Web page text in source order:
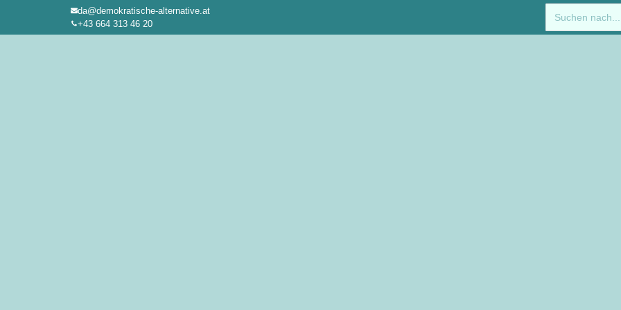
da@demokratische-alternative.at
+43 664 313 46 20